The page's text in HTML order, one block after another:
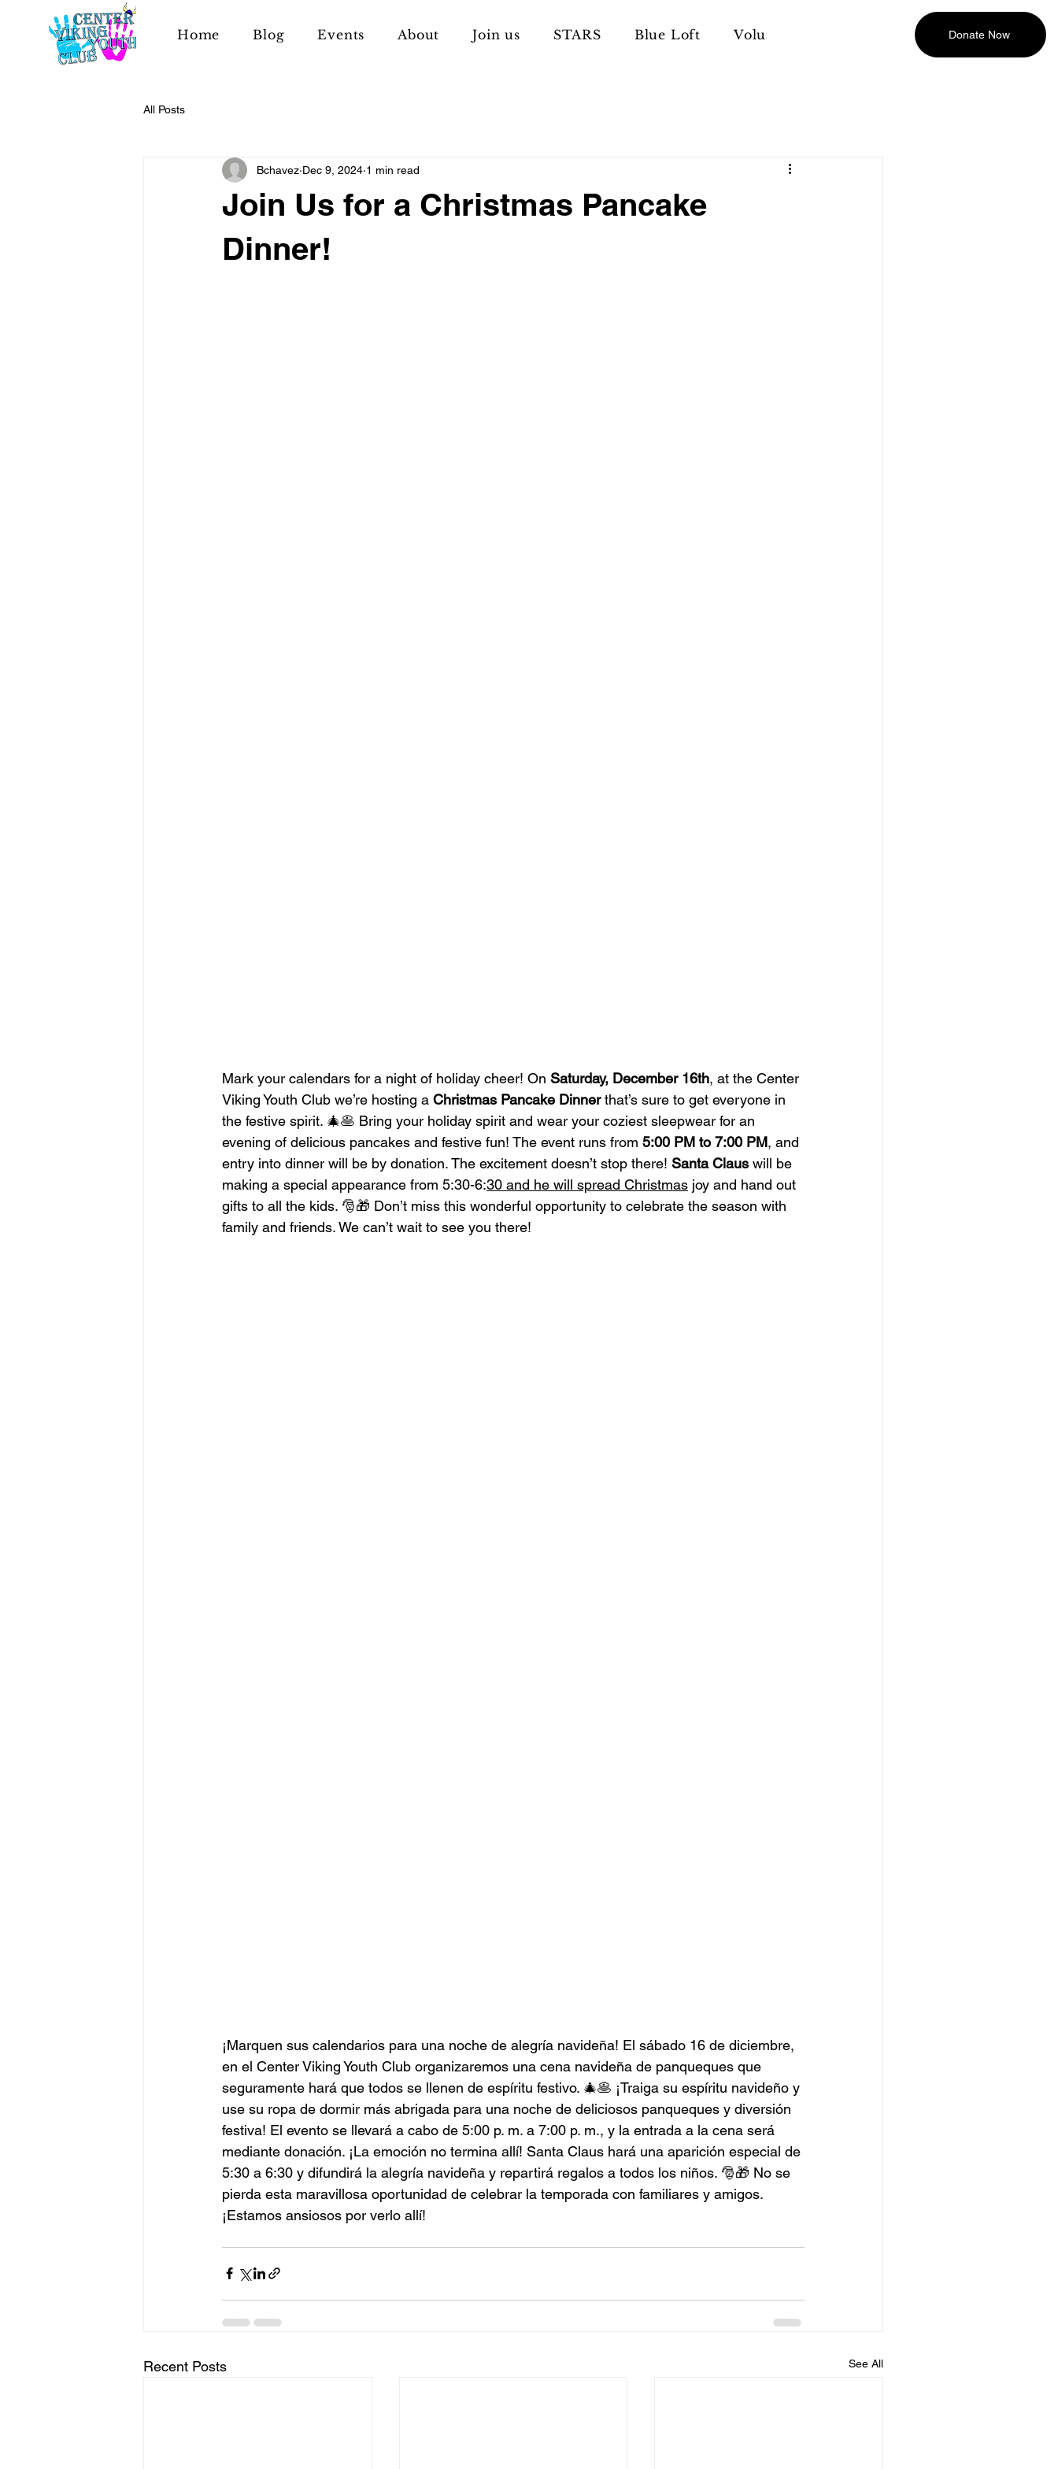
Home Blog Events About Join us STARS Blue Loft Volunteer Contact
Donate Now
All Posts
Join Us for a Christmas Pancake
Dinner!
Bchavez Dec 9, 2024 1 min read
Mark your calendars for a night of holiday cheer! On Saturday, December 16th, at the Center
Viking Youth Club we’re hosting a Christmas Pancake Dinner that’s sure to get everyone in
the festive spirit. 🎄🥞 Bring your holiday spirit and wear your coziest sleepwear for an
evening of delicious pancakes and festive fun! The event runs from 5:00 PM to 7:00 PM, and
entry into dinner will be by donation. The excitement doesn’t stop there! Santa Claus will be
making a special appearance from 5:30-6:30 and he will spread Christmas joy and hand out
gifts to all the kids. 🎅🎁 Don’t miss this wonderful opportunity to celebrate the season with
family and friends. We can’t wait to see you there!
¡Marquen sus calendarios para una noche de alegría navideña! El sábado 16 de diciembre,
en el Center Viking Youth Club organizaremos una cena navideña de panqueques que
seguramente hará que todos se llenen de espíritu festivo. 🎄🥞 ¡Traiga su espíritu navideño y
use su ropa de dormir más abrigada para una noche de deliciosos panqueques y diversión
festiva! El evento se llevará a cabo de 5:00 p. m. a 7:00 p. m., y la entrada a la cena será
mediante donación. ¡La emoción no termina allí! Santa Claus hará una aparición especial de
5:30 a 6:30 y difundirá la alegría navideña y repartirá regalos a todos los niños. 🎅🎁 No se
pierda esta maravillosa oportunidad de celebrar la temporada con familiares y amigos.
¡Estamos ansiosos por verlo allí!
Recent Posts See All